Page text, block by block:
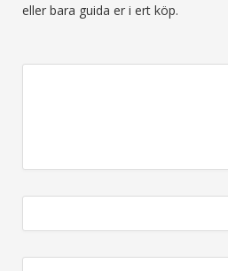
eller bara guida er i ert köp.